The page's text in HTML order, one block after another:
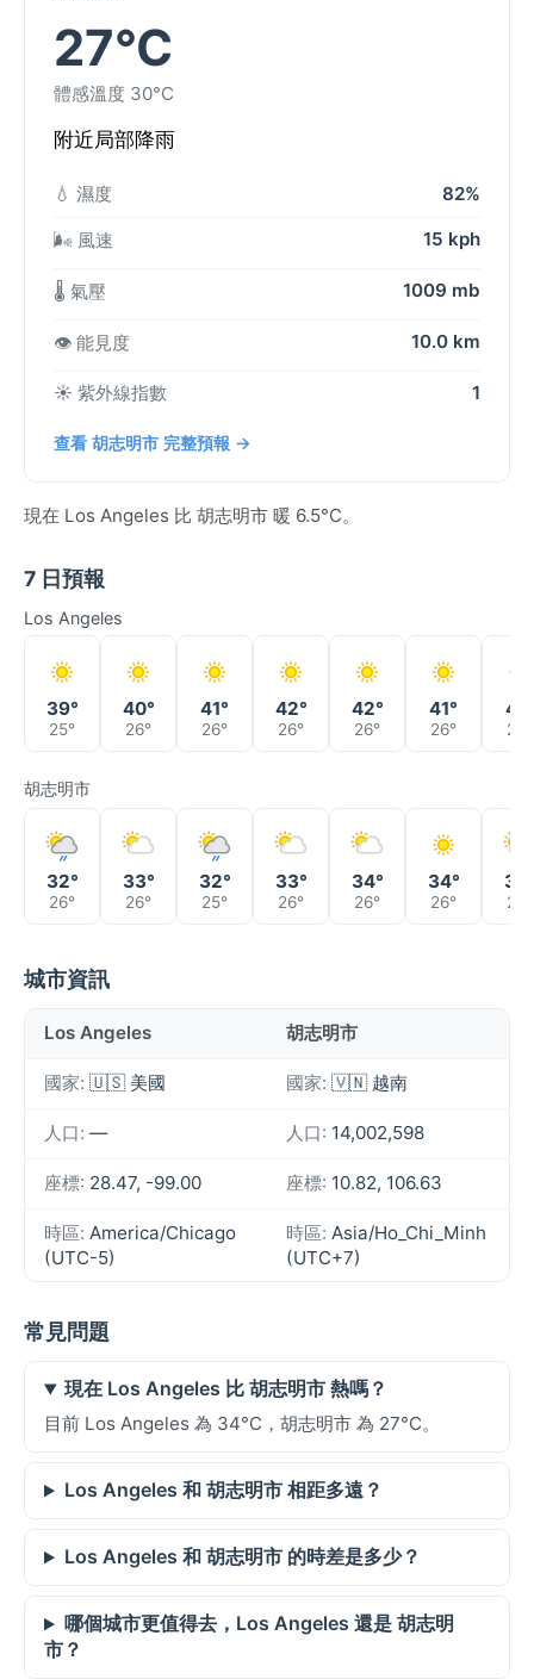
27°C
體感溫度 30°C
附近局部降雨
💧 濕度 82%
🌬️ 風速 15 kph
🌡️ 氣壓 1009 mb
👁️ 能見度 10.0 km
☀️ 紫外線指數 1
查看 胡志明市 完整預報 →
現在 Los Angeles 比 胡志明市 暖 6.5°C。
7 日預報
Los Angeles
39°
25°
40°
26°
41°
26°
42°
26°
42°
26°
41°
26°
41°
26°
胡志明市
32°
26°
33°
26°
32°
25°
33°
26°
34°
26°
34°
26° 27°
城市資訊
Los Angeles 胡志明市
國家: 🇺🇸 美國 國家: 🇻🇳 越南
人口: — 人口: 14,002,598
座標: 28.47, -99.00 座標: 10.82, 106.63
時區: America/Chicago
(UTC-5)
時區: Asia/Ho_Chi_Minh
(UTC+7)
常見問題
現在 Los Angeles 比 胡志明市 熱嗎？
目前 Los Angeles 為 34°C，胡志明市 為 27°C。
Los Angeles 和 胡志明市 相距多遠？
Los Angeles 和 胡志明市 的時差是多少？
哪個城市更值得去，Los Angeles 還是 胡志明
市？